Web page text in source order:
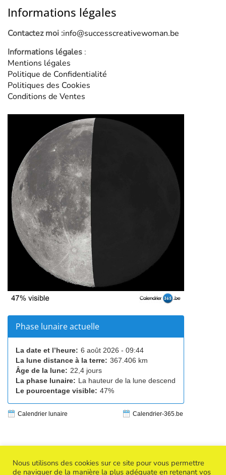
Informations légales
Contactez moi :info@successcreativewoman.be
Informations légales :
Mentions légales
Politique de Confidentialité
Politiques des Cookies
Conditions de Ventes
Phase lunaire actuelle
La date et l’heure: 6 août 2026 - 09:44
La lune distance à la terre: 367.406 km
Âge de la lune: 22,4 jours
La phase lunaire: La hauteur de la lune descend
Le pourcentage visible: 47%
Calendrier lunaire Calendrier-365.be
Nous utilisons des cookies sur ce site pour vous permettre
de naviguer de la manière la plus adéquate en retenant vos